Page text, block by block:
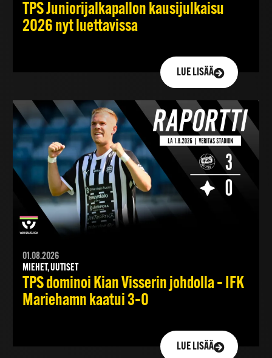
TPS Juniorijalkapallon kausijulkaisu
2026 nyt luettavissa
LUE LISÄÄ
01.08.2026
MIEHET, UUTISET
TPS dominoi Kian Visserin johdolla – IFK
Mariehamn kaatui 3–0
LUE LISÄÄ